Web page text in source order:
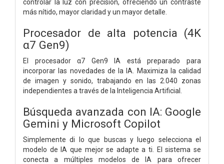
controlar la luz con precisión, ofreciendo un contraste
más nítido, mayor claridad y un mayor detalle.
Procesador de alta potencia (4K
α7 Gen9)
El procesador α7 Gen9 IA está preparado para
incorporar las novedades de la IA. Maximiza la calidad
de imagen y sonido, trabajando en las 2.040 zonas
independientes a través de la Inteligencia Artificial.
Búsqueda avanzada con IA: Google
Gemini y Microsoft Copilot
Simplemente di lo que buscas y luego selecciona el
modelo de IA que mejor se adapte a ti. El sistema se
conecta a múltiples modelos de IA para ofrecer